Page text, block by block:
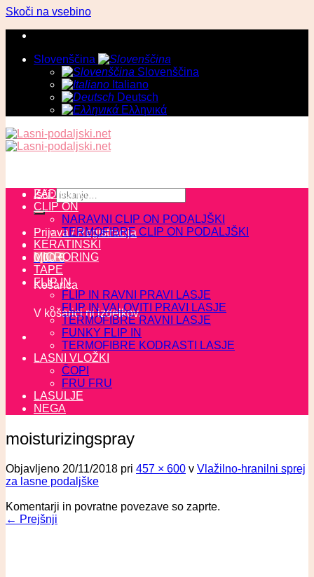
Skoči na vsebino
Slovenščina
Slovenščina
Italiano
Deutsch
Ελληνικά
Išči:
Prijava / Registracija
0,00€
Košarica
V košarici ni izdelkov.
ZADNJI KOSI
CLIP ON
NARAVNI CLIP ON PODALJŠKI
TERMOFIBRE CLIP ON PODALJŠKI
KERATINSKI
MICRORING
TAPE
FLIP IN
FLIP IN RAVNI PRAVI LASJE
FLIP IN VALOVITI PRAVI LASJE
TERMOFIBRE RAVNI LASJE
FUNKY FLIP IN
TERMOFIBRE KODRASTI LASJE
LASNI VLOŽKI
ČOPI
FRU FRU
LASULJE
NEGA
moisturizingspray
Objavljeno 20/11/2018 pri 457 × 600 v Vlažilno-hranilni sprej
za lasne podaljške
Komentarji in povratne povezave so zaprte.
← Prejšnji